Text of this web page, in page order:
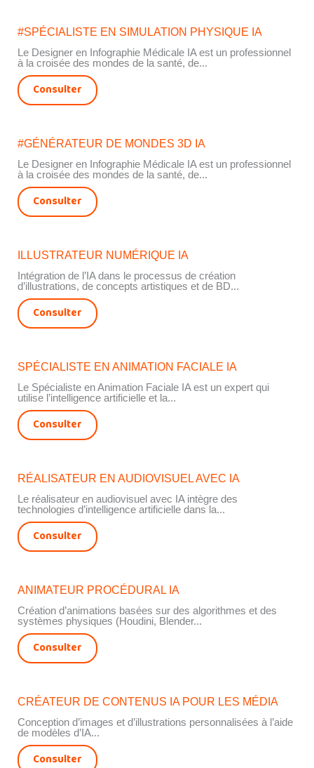
#SPÉCIALISTE EN SIMULATION PHYSIQUE IA
Le Designer en Infographie Médicale IA est un professionnel
à la croisée des mondes de la santé, de...
Consulter
#GÉNÉRATEUR DE MONDES 3D IA
Le Designer en Infographie Médicale IA est un professionnel
à la croisée des mondes de la santé, de...
Consulter
ILLUSTRATEUR NUMÉRIQUE IA
Intégration de l’IA dans le processus de création
d’illustrations, de concepts artistiques et de BD...
Consulter
SPÉCIALISTE EN ANIMATION FACIALE IA
Le Spécialiste en Animation Faciale IA est un expert qui
utilise l’intelligence artificielle et la...
Consulter
RÉALISATEUR EN AUDIOVISUEL AVEC IA
Le réalisateur en audiovisuel avec IA intègre des
technologies d’intelligence artificielle dans la...
Consulter
ANIMATEUR PROCÉDURAL IA
Création d’animations basées sur des algorithmes et des
systèmes physiques (Houdini, Blender...
Consulter
CRÉATEUR DE CONTENUS IA POUR LES MÉDIA
Conception d’images et d’illustrations personnalisées à l’aide
de modèles d’IA...
Consulter